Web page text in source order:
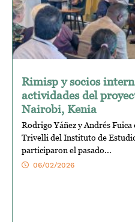
Rimisp y socios
actividades del
Nairobi, Kenia
Rodrigo Yáñez y Andrés
Trivelli del Instituto de
participaron el pasado...
06/02/2026